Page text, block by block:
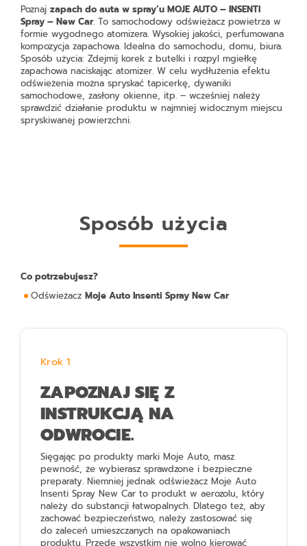
Poznaj zapach do auta w spray’u MOJE AUTO – INSENTI
Spray – New Car. To samochodowy odświeżacz powietrza w
formie wygodnego atomizera. Wysokiej jakości, perfumowana
kompozycja zapachowa. Idealna do samochodu, domu, biura.
Sposób użycia: Zdejmij korek z butelki i rozpyl mgiełkę
zapachowa naciskając atomizer. W celu wydłużenia efektu
odświeżenia można spryskać tapicerkę, dywaniki
samochodowe, zasłony okienne, itp. – wcześniej należy
sprawdzić działanie produktu w najmniej widocznym miejscu
spryskiwanej powierzchni.
Sposób użycia
Co potrzebujesz?
Odświeżacz Moje Auto Insenti Spray New Car
Krok 1
ZAPOZNAJ SIĘ Z
INSTRUKCJĄ NA
ODWROCIE.
Sięgając po produkty marki Moje Auto, masz
pewność, że wybierasz sprawdzone i bezpieczne
preparaty. Niemniej jednak odświeżaczMoje Auto
Insenti Spray New Car to produkt w aerozolu, który
należy do substancji łatwopalnych. Dlatego też, aby
zachować bezpieczeństwo, należy zastosować się
do zaleceń umieszczanych na opakowaniach
produktu. Przede wszystkim nie wolno kierować